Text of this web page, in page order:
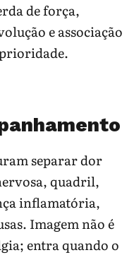
de força,
e associação
separar dor
quadril,
inflamatória,
Imagem não é
entra quando o